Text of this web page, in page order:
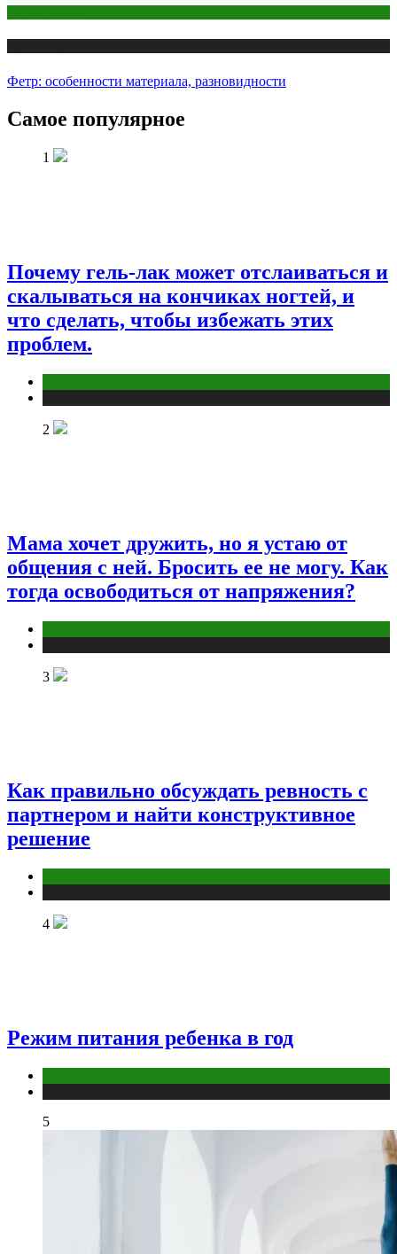
Фетр: особенности материала, разновидности
Самое популярное
1
Почему гель-лак может отслаиваться и
скалываться на кончиках ногтей, и
что сделать, чтобы избежать этих
проблем.
2
Мама хочет дружить, но я устаю от
общения с ней. Бросить ее не могу. Как
тогда освободиться от напряжения?
3
Как правильно обсуждать ревность с
партнером и найти конструктивное
решение
4
Режим питания ребенка в год
5